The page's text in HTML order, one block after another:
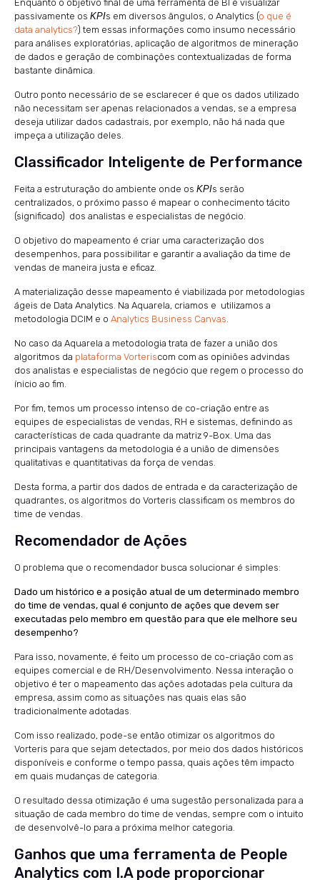
Enquanto o objetivo final de uma ferramenta de BI é visualizar
passivamente os KPIs em diversos ângulos, o Analytics (o que é
data analytics?) tem essas informações como insumo necessário
para análises exploratórias, aplicação de algoritmos de mineração
de dados e geração de combinações contextualizadas de forma
bastante dinâmica.
Outro ponto necessário de se esclarecer é que os dados utilizado
não necessitam ser apenas relacionados a vendas, se a empresa
deseja utilizar dados cadastrais, por exemplo, não há nada que
impeça a utilização deles.
Classificador Inteligente de Performance
Feita a estruturação do ambiente onde os KPIs serão
centralizados, o próximo passo é mapear o conhecimento tácito
(significado) dos analistas e especialistas de negócio.
O objetivo do mapeamento é criar uma caracterização dos
desempenhos, para possibilitar e garantir a avaliação da time de
vendas de maneira justa e eficaz.
A materialização desse mapeamento é viabilizada por metodologias
ágeis de Data Analytics. Na Aquarela, criamos e utilizamos a
metodologia DCIM e o Analytics Business Canvas
No caso da Aquarela a metodologia trata de fazer a união dos
algoritmos da plataforma Vorteriscom com as opiniões advindas
dos analistas e especialistas de negócio que regem o processo do
ínicio ao fim.
Por fim, temos um processo intenso de co-criação entre as
equipes de especialistas de vendas, RH e sistemas, definindo as
características de cada quadrante da matriz 9-Box. Uma das
principais vantagens da metodologia é a união de dimensões
qualitativas e quantitativas da força de vendas.
Desta forma, a partir dos dados de entrada e da caracterização de
quadrantes, os algoritmos do Vorteris classificam os membros do
time de vendas.
Recomendador de Ações
O problema que o recomendador busca solucionar é simples:
Dado um histórico e a posição atual de um determinado membro
do time de vendas, qual é conjunto de ações que devem ser
executadas pelo membro em questão para que ele melhore seu
desempenho?
Para isso, novamente, é feito um processo de co-criação com as
equipes comercial e de RH/Desenvolvimento. Nessa interação o
objetivo é ter o mapeamento das ações adotadas pela cultura da
empresa, assim como as situações nas quais elas são
tradicionalmente adotadas.
Com isso realizado, pode-se então otimizar os algoritmos do
Vorteris para que sejam detectados, por meio dos dados históricos
disponíveis e conforme o tempo passa, quais ações têm impacto
em quais mudanças de categoria.
O resultado dessa otimização é uma sugestão personalizada para a
situação de cada membro do time de vendas, sempre com o intuito
de desenvolvê-lo para a próxima melhor categoria.
Ganhos que uma ferramenta de People
Analytics com I.A pode proporcionar